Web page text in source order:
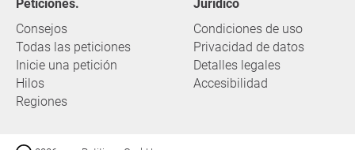
Peticiones.
Consejos
Todas las peticiones
Inicie una petición
Hilos
Regiones
Jurídico
Condiciones de uso
Privacidad de datos
Detalles legales
Accesibilidad